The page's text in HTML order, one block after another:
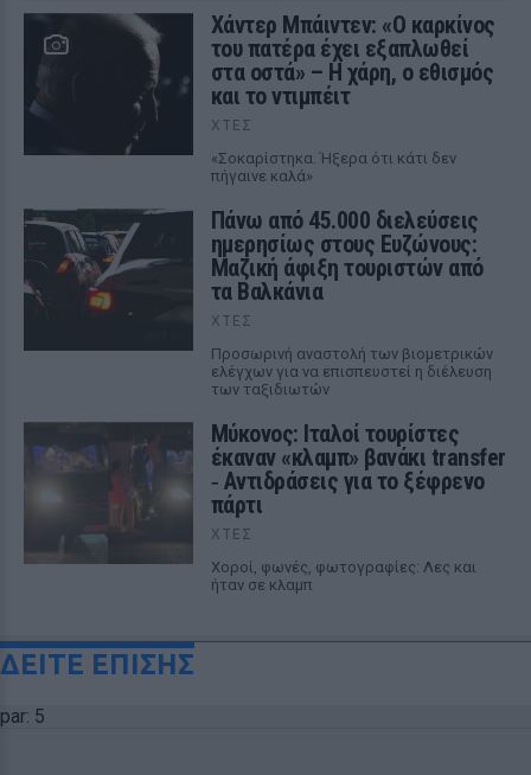
Χάντερ Μπάιντεν: «Ο καρκίνος
του πατέρα έχει εξαπλωθεί
στα οστά» – Η χάρη, ο εθισμός
και το ντιμπέιτ
ΧΤΕΣ
«Σοκαρίστηκα. Ήξερα ότι κάτι δεν
πήγαινε καλά»
Πάνω από 45.000 διελεύσεις
ημερησίως στους Ευζώνους:
Μαζική άφιξη τουριστών από
τα Βαλκάνια
ΧΤΕΣ
Προσωρινή αναστολή των βιομετρικών
ελέγχων για να επισπευστεί η διέλευση
των ταξιδιωτών
Μύκονος: Ιταλοί τουρίστες
έκαναν «κλαμπ» βανάκι transfer
‑ Αντιδράσεις για το ξέφρενο
πάρτι
ΧΤΕΣ
Χοροί, φωνές, φωτογραφίες: Λες και
ήταν σε κλαμπ
ΔΕΙΤΕ ΕΠΙΣΗΣ
par: 5